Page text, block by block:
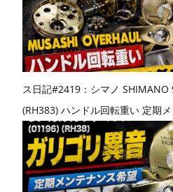
ス日記#2419：シマノ SHIMANO
(RH383) ハンドル回転重い 定期